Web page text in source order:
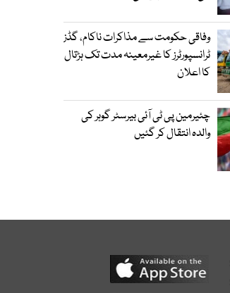
وفاقی حکومت سے مذاکرات ناکام، گڈز
ٹرانسپورٹرز کا غیرمعینہ مدت تک ہڑتال
کا اعلان
چئیرمین پی ٹی آئی بیرسٹر گوہر کی
والدہ انتقال کر گئیں